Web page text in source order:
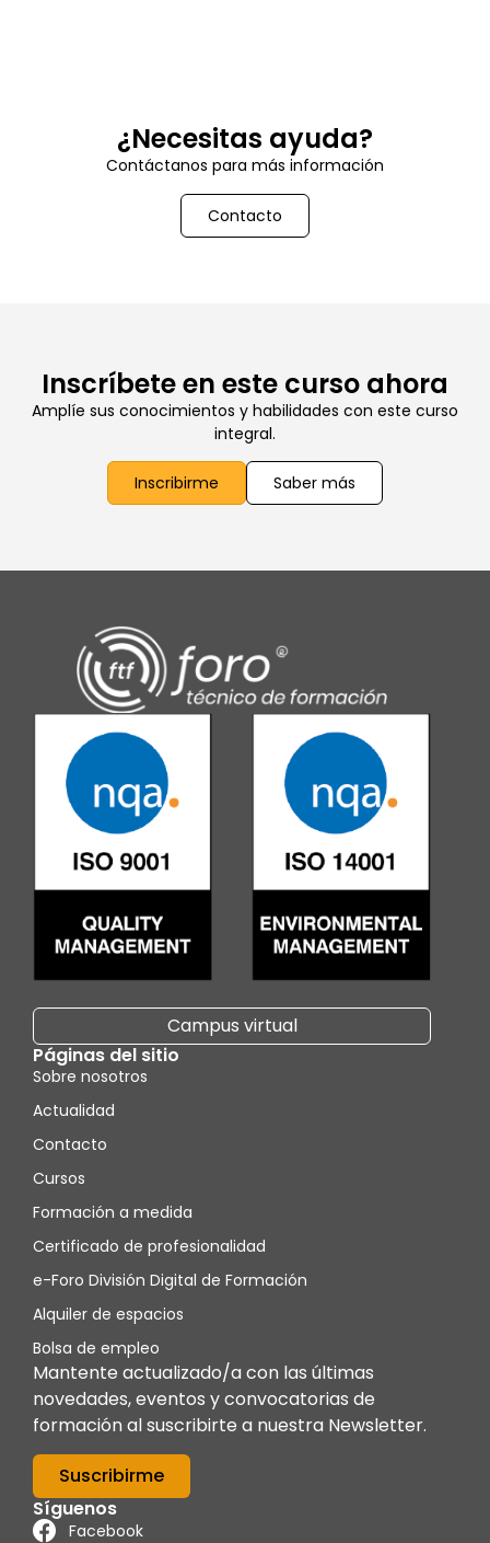
¿Necesitas ayuda?
Contáctanos para más información
Contacto
Inscríbete en este curso ahora
Amplíe sus conocimientos y habilidades con este curso
integral.
Inscribirme Saber más
Campus virtual
Páginas del sitio
Sobre nosotros
Actualidad
Contacto
Cursos
Formación a medida
Certificado de profesionalidad
e-Foro División Digital de Formación
Alquiler de espacios
Bolsa de empleo
Mantente actualizado/a con las últimas
novedades, eventos y convocatorias de
formación al suscribirte a nuestra Newsletter.
Suscribirme
Síguenos
Facebook